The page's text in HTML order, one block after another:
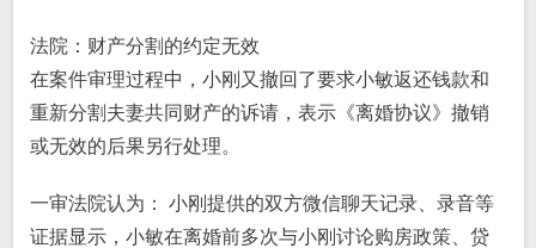
法院：财产分割的约定无效
在案件审理过程中，小刚又撤回了要求小敏返还钱款和
重新分割夫妻共同财产的诉请，表示《离婚协议》撤销
或无效的后果另行处理。
一审法院认为： 小刚提供的双方微信聊天记录、录音等
证据显示，小敏在离婚前多次与小刚讨论购房政策、贷